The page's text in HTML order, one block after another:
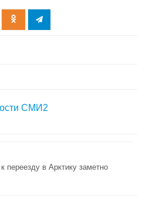
СМИ2
переезду в Арктику заметно